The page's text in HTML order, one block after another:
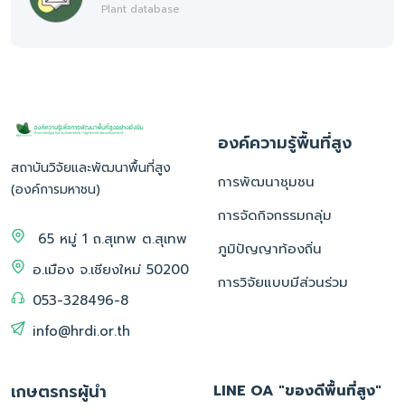
Plant database
สถาบันวิจัยและพัฒนาพื้นที่สูง
(องค์การมหาชน)
65 หมู่ 1 ถ.สุเทพ ต.สุเทพ
อ.เมือง จ.เชียงใหม่ 50200
053-328496-8
info@hrdi.or.th
องค์ความรู้พื้นที่สูง
การพัฒนาชุมชน
การจัดกิจกรรมกลุ่ม
ภูมิปัญญาท้องถิ่น
การวิจัยแบบมีส่วนร่วม
เกษตรกรผู้นำ LINE OA "ของดีพื้นที่สูง"